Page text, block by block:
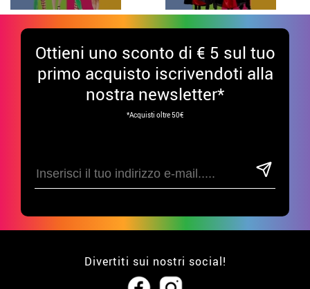
Ottieni uno sconto di € 5 sul tuo
primo acquisto iscrivendoti alla
nostra newsletter*
*Acquisti oltre 50€
Divertiti sui nostri social!